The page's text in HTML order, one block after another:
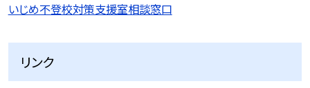
いじめ不登校対策支援室相談窓口
リンク